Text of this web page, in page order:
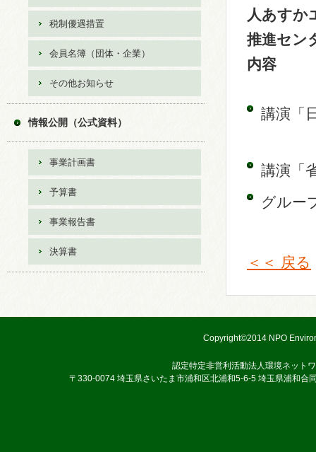
人あすか
推進セン
内容
講演「
講演「
グルー
＜＜ 戻る
税制優遇措置
会員名簿（団体・企業）
その他お知らせ
情報公開（公式資料）
事業計画書
予算書
事業報告書
決算書
Copyright©2014 NPO
認定特定非営利活動法人環境ネット
〒330-0074 埼玉県さいたま市浦和区北浦和5-6-5 埼玉県浦